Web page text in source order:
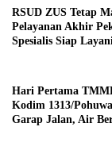
RSUD ZUS Tetap
Pelayanan Akhir
Spesialis Siap
Hari Pertama
Kodim 1313/
Garap Jalan, Air